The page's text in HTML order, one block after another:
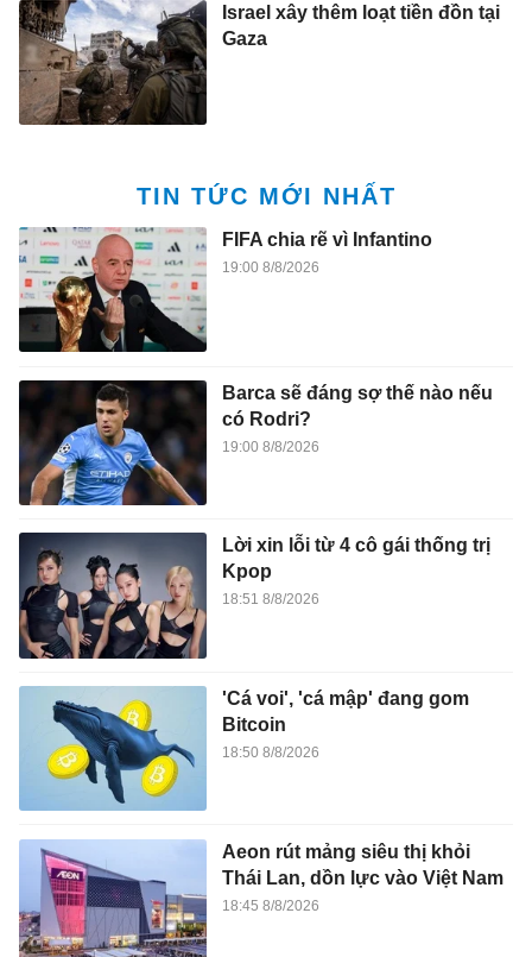
Israel xây thêm loạt tiền đồn tại
Gaza
TIN TỨC MỚI NHẤT
FIFA chia rẽ vì Infantino
19:00 8/8/2026
Barca sẽ đáng sợ thế nào nếu
có Rodri?
19:00 8/8/2026
Lời xin lỗi từ 4 cô gái thống trị
Kpop
18:51 8/8/2026
'Cá voi', 'cá mập' đang gom
Bitcoin
18:50 8/8/2026
Aeon rút mảng siêu thị khỏi
Thái Lan, dồn lực vào Việt Nam
18:45 8/8/2026